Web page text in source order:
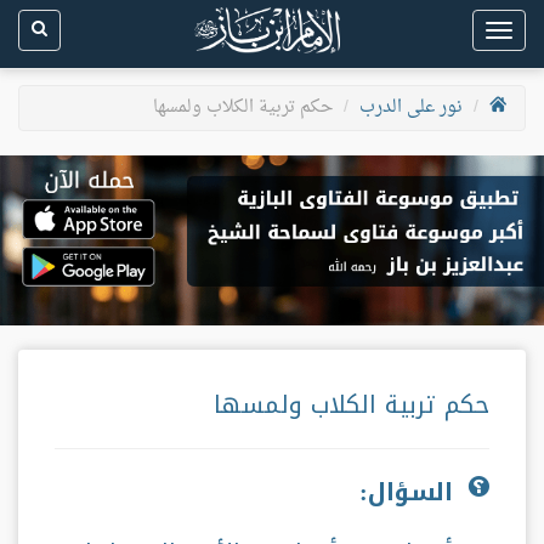
Toggle
navigation
نور على الدرب
حكم تربية الكلاب ولمسها
حكم تربية الكلاب ولمسها
السؤال: